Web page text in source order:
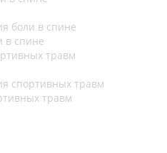
боли в спине
в спине
травм
спортивных травм
травм